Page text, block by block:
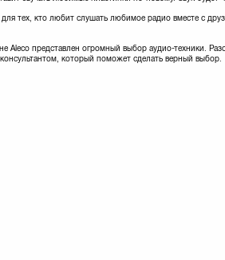
тех, кто любит слушать любимое радио вместе с
Aleco представлен огромный выбор аудио-техники.
который поможет сделать верный выбор.